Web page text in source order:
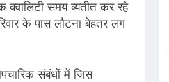
समय व्यतीत कर रहे
के पास लौटना बेहतर लग
संबंधों में जिस